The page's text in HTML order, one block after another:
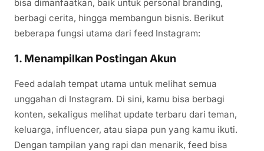
bisa dimanfaatkan, baik untuk personal branding,
berbagi cerita, hingga membangun bisnis. Berikut
beberapa fungsi utama dari feed Instagram:
1. Menampilkan Postingan Akun
Feed adalah tempat utama untuk melihat semua
unggahan di Instagram. Di sini, kamu bisa berbagi
konten, sekaligus melihat update terbaru dari teman,
keluarga, influencer, atau siapa pun yang kamu ikuti.
Dengan tampilan yang rapi dan menarik, feed bisa